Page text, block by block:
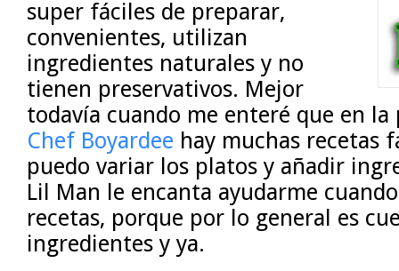
super fáciles de preparar,
convenientes, utilizan
ingredientes naturales y no
tienen preservativos. Mejor
todavía cuando me enteré que en la
Chef Boyardee hay muchas recetas
puedo variar los platos y añadir
Lil Man le encanta ayudarme
recetas, porque por lo general es
ingredientes y ya.